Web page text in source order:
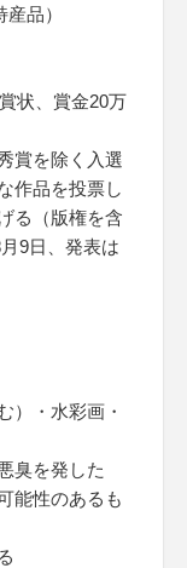
品）
状、賞金20万
賞を除く入選
作品を投票し
る（版権を含
9日、発表は
）・水彩画・
臭を発した
能性のあるも